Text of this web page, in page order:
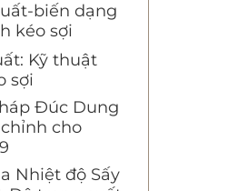
biến dạng
kéo sợi
Kỹ thuật
sợi
Đúc Dung
cho
Nhiệt độ Sấy